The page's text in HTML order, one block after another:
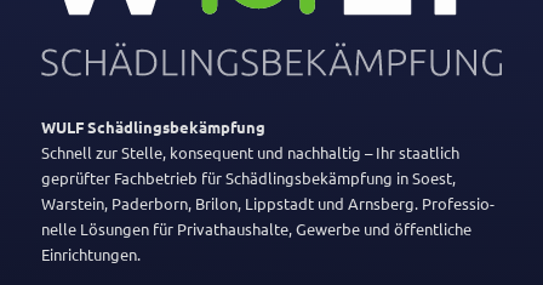
WULFSchäd­lings­be­kämp­fung
Schnell zur Stelle, konse­quent und nach­haltig – Ihr staat­lich
geprüfter Fach­be­trieb für Schäd­lings­be­kämp­fung in Soest,
Warstein, Pader­born, Brilon, Lipp­stadt und Arns­berg. Profes­sio­
nelle Lösungen für Privat­haus­halte, Gewerbe und öffent­liche
Einrichtungen.